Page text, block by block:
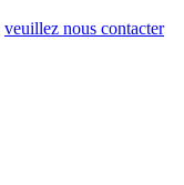
veuillez nous contacter